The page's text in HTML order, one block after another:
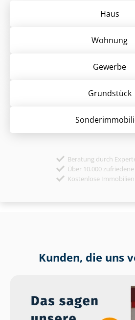
Haus
Wohnung
Gewerbe
Grund­stück
Beratung durch
Über 10.000
Kostenlose
Kunden, die uns